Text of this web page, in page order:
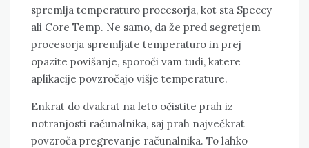
spremlja temperaturo procesorja, kot sta Speccy
ali Core Temp. Ne samo, da že pred segretjem
procesorja spremljate temperaturo in prej
opazite povišanje, sporoči vam tudi, katere
aplikacije povzročajo višje temperature.
Enkrat do dvakrat na leto očistite prah iz
notranjosti računalnika, saj prah največkrat
povzroča pregrevanje računalnika. To lahko